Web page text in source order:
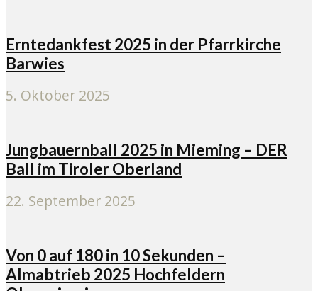
Erntedankfest 2025 in der Pfarrkirche
Barwies
5. Oktober 2025
Jungbauernball 2025 in Mieming – DER
Ball im Tiroler Oberland
22. September 2025
Von 0 auf 180 in 10 Sekunden –
Almabtrieb 2025 Hochfeldern